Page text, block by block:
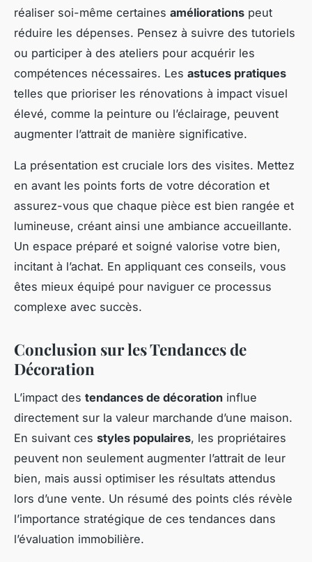
réaliser soi-même certaines améliorations peut
réduire les dépenses. Pensez à suivre des tutoriels
ou participer à des ateliers pour acquérir les
compétences nécessaires. Les astuces pratiques
telles que prioriser les rénovations à impact visuel
élevé, comme la peinture ou l’éclairage, peuvent
augmenter l’attrait de manière significative.
La présentation est cruciale lors des visites. Mettez
en avant les points forts de votre décoration et
assurez-vous que chaque pièce est bien rangée et
lumineuse, créant ainsi une ambiance accueillante.
Un espace préparé et soigné valorise votre bien,
incitant à l’achat. En appliquant ces conseils, vous
êtes mieux équipé pour naviguer ce processus
complexe avec succès.
Conclusion sur les Tendances de
Décoration
L’impact des tendances de décoration influe
directement sur la valeur marchande d’une maison.
En suivant ces styles populaires, les propriétaires
peuvent non seulement augmenter l’attrait de leur
bien, mais aussi optimiser les résultats attendus
lors d’une vente. Un résumé des points clés révèle
l’importance stratégique de ces tendances dans
l’évaluation immobilière.